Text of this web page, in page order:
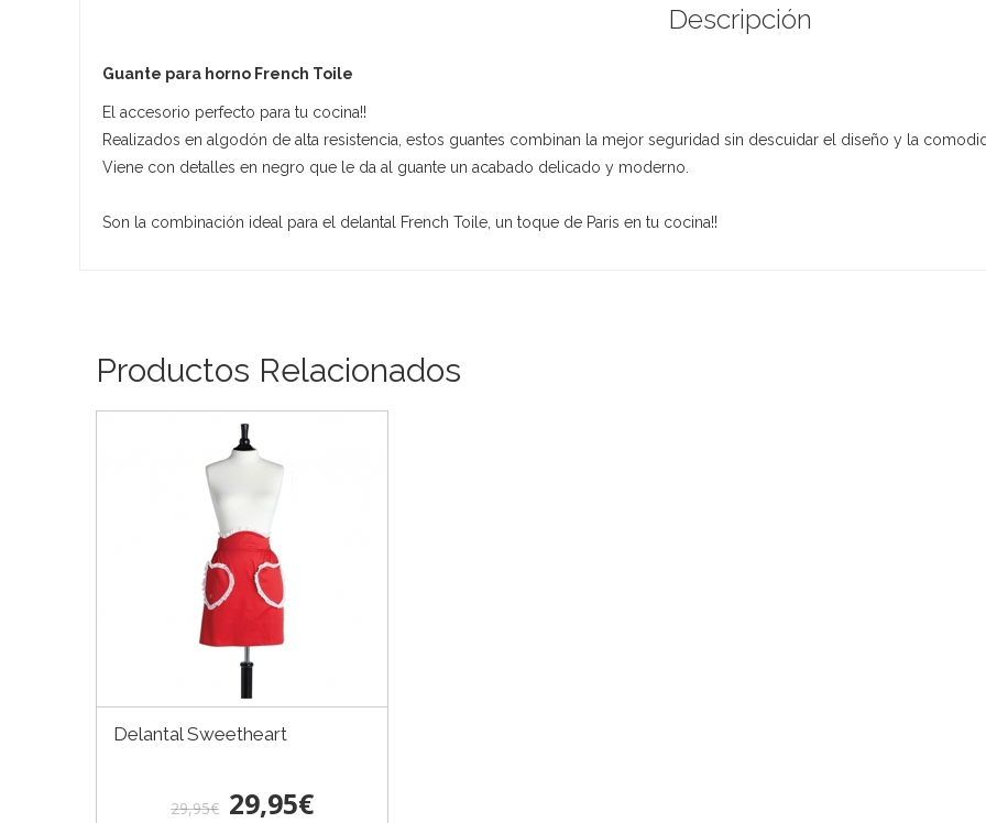
Descripción
Guante para horno French Toile
El accesorio perfecto para tu cocina!!
Realizados en algodón de alta resistencia, estos guantes combinan la mejor seguridad sin descuidar el diseño y la
Viene con detalles en negro que le da al guante un acabado delicado y moderno.
Son la combinación ideal para el delantal French Toile, un toque de Paris en tu cocina!!
Productos Relacionados
Delantal Sweetheart
29,95€ 29,95€